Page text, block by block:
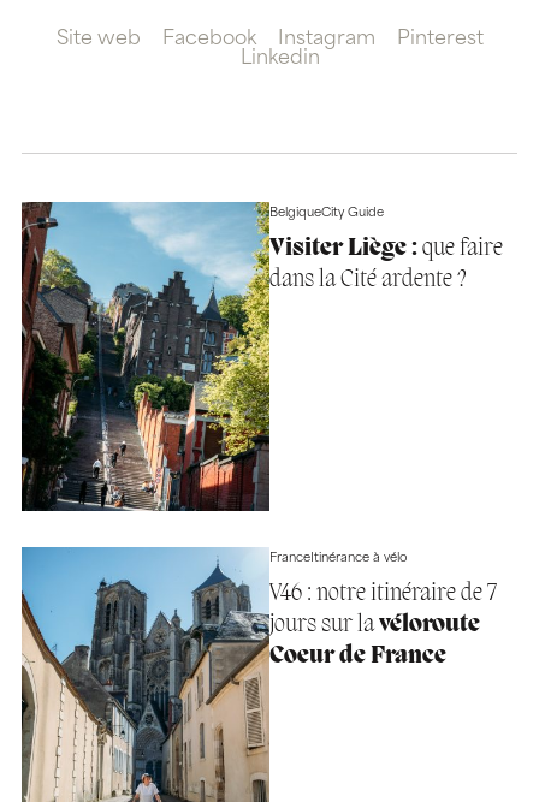
Site web Facebook Instagram
Pinterest
Linkedin
BelgiqueCity Guide
Visiter Liège :que faire
dans la Cité ardente ?
FranceItinérance à vélo
V46 : notre itinéraire de 7
jours sur lavéloroute
Coeur de France